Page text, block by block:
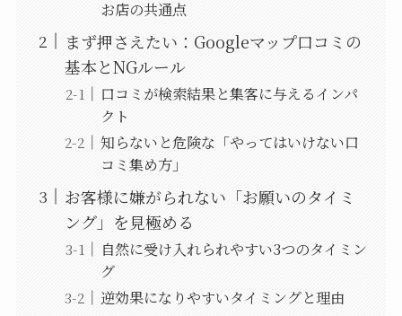
お店の共通点
まず押さえたい：Googleマップ口コミの
基本とNGルール
口コミが検索結果と集客に与えるインパ
クト
知らないと危険な「やってはいけない口
コミ集め方」
お客様に嫌がられない「お願いのタイミ
ング」を見極める
自然に受け入れられやすい3つのタイミン
グ
逆効果になりやすいタイミングと理由